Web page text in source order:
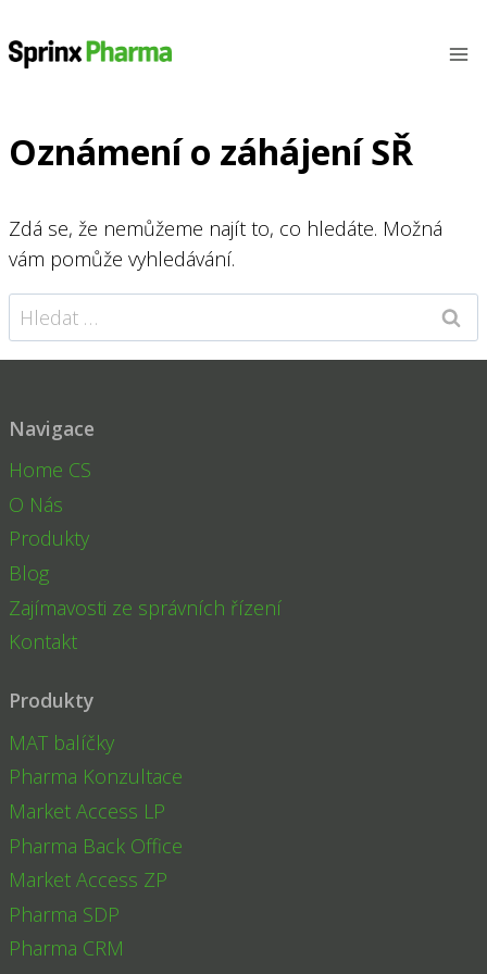
na
obsah
Oznámení o záhájení SŘ
Zdá se, že nemůžeme najít to, co hledáte. Možná
vám pomůže vyhledávání.
Vyhledávání
Navigace
Home CS
O Nás
Produkty
Blog
Zajímavosti ze správních řízení
Kontakt
Produkty
MAT balíčky
Pharma Konzultace
Market Access LP
Pharma Back Office
Market Access ZP
Pharma SDP
Pharma CRM